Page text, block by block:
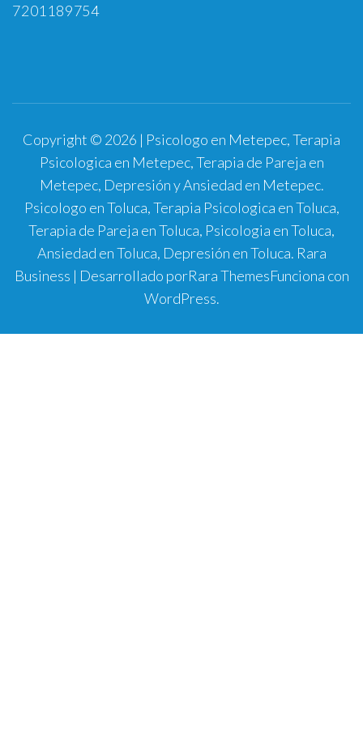
7201189754
Copyright © 2026 | Psicologo en Metepec, Terapia
Psicologica en Metepec, Terapia de Pareja en
Metepec, Depresión y Ansiedad en Metepec.
Psicologo en Toluca, Terapia Psicologica en Toluca,
Terapia de Pareja en Toluca, Psicologia en Toluca,
Ansiedad en Toluca, Depresión en Toluca. Rara
Business | Desarrollado porRara ThemesFunciona con
WordPress.